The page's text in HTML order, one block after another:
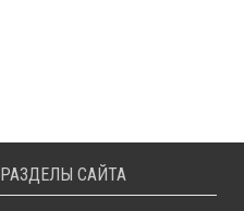
РАЗДЕЛЫ САЙТА